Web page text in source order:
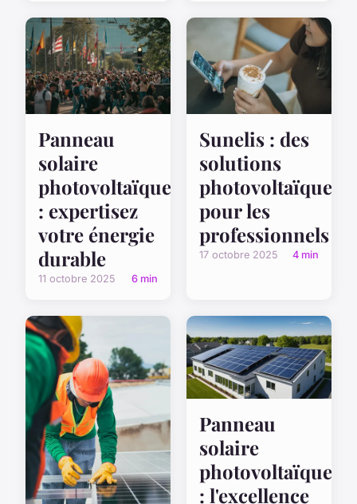
Panneau
solaire
photovoltaïque
: expertisez
votre énergie
durable
11 octobre 2025 6 min
Sunelis : des
solutions
photovoltaïques
pour les
professionnels
17 octobre 2025 4 min
Panneau
solaire
photovoltaïque
: l'excellence